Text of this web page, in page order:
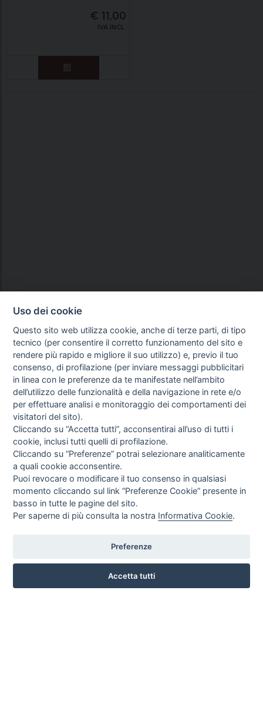
€ 11,00
IVA INCL.
CORSO ITALIA 97 - 87032 CAMPORA SAN GIOVANNI (CS)
3476518234
Uso dei cookie
Questo sito web utilizza cookie, anche di terze parti, di tipo
tecnico (per consentire il corretto funzionamento del sito e
rendere più rapido e migliore il suo utilizzo) e, previo il tuo
consenso, di profilazione (per inviare messaggi pubblicitari
in linea con le preferenze da te manifestate nell’ambito
dell’utilizzo delle funzionalità e della navigazione in rete e/o
per effettuare analisi e monitoraggio dei comportamenti dei
visitatori del sito).
Cliccando su “Accetta tutti”, acconsentirai all’uso di tutti i
cookie, inclusi tutti quelli di profilazione.
Cliccando su “Preferenze” potrai selezionare analiticamente
a quali cookie acconsentire.
Puoi revocare o modificare il tuo consenso in qualsiasi
momento cliccando sul link “Preferenze Cookie” presente in
basso in tutte le pagine del sito.
Per saperne di più consulta la nostra Informativa Cookie.
Preferenze
Accetta tutti